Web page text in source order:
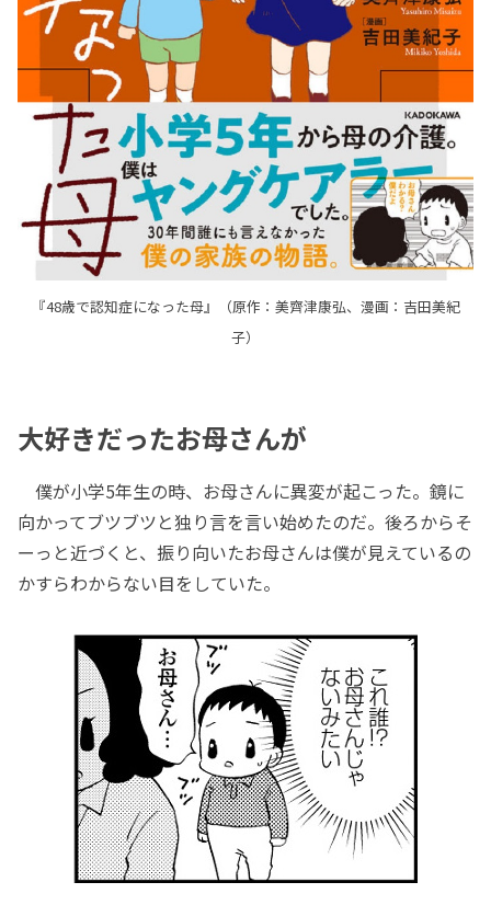
『48歳で認知症になった母』（原作：美齊津康弘、漫画：吉田美紀
子）
大好きだったお母さんが
僕が小学5年生の時、お母さんに異変が起こった。鏡に
向かってブツブツと独り言を言い始めたのだ。後ろからそ
ーっと近づくと、振り向いたお母さんは僕が見えているの
かすらわからない目をしていた。